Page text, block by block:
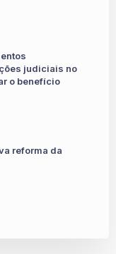
judiciais no
o benefício
reforma da